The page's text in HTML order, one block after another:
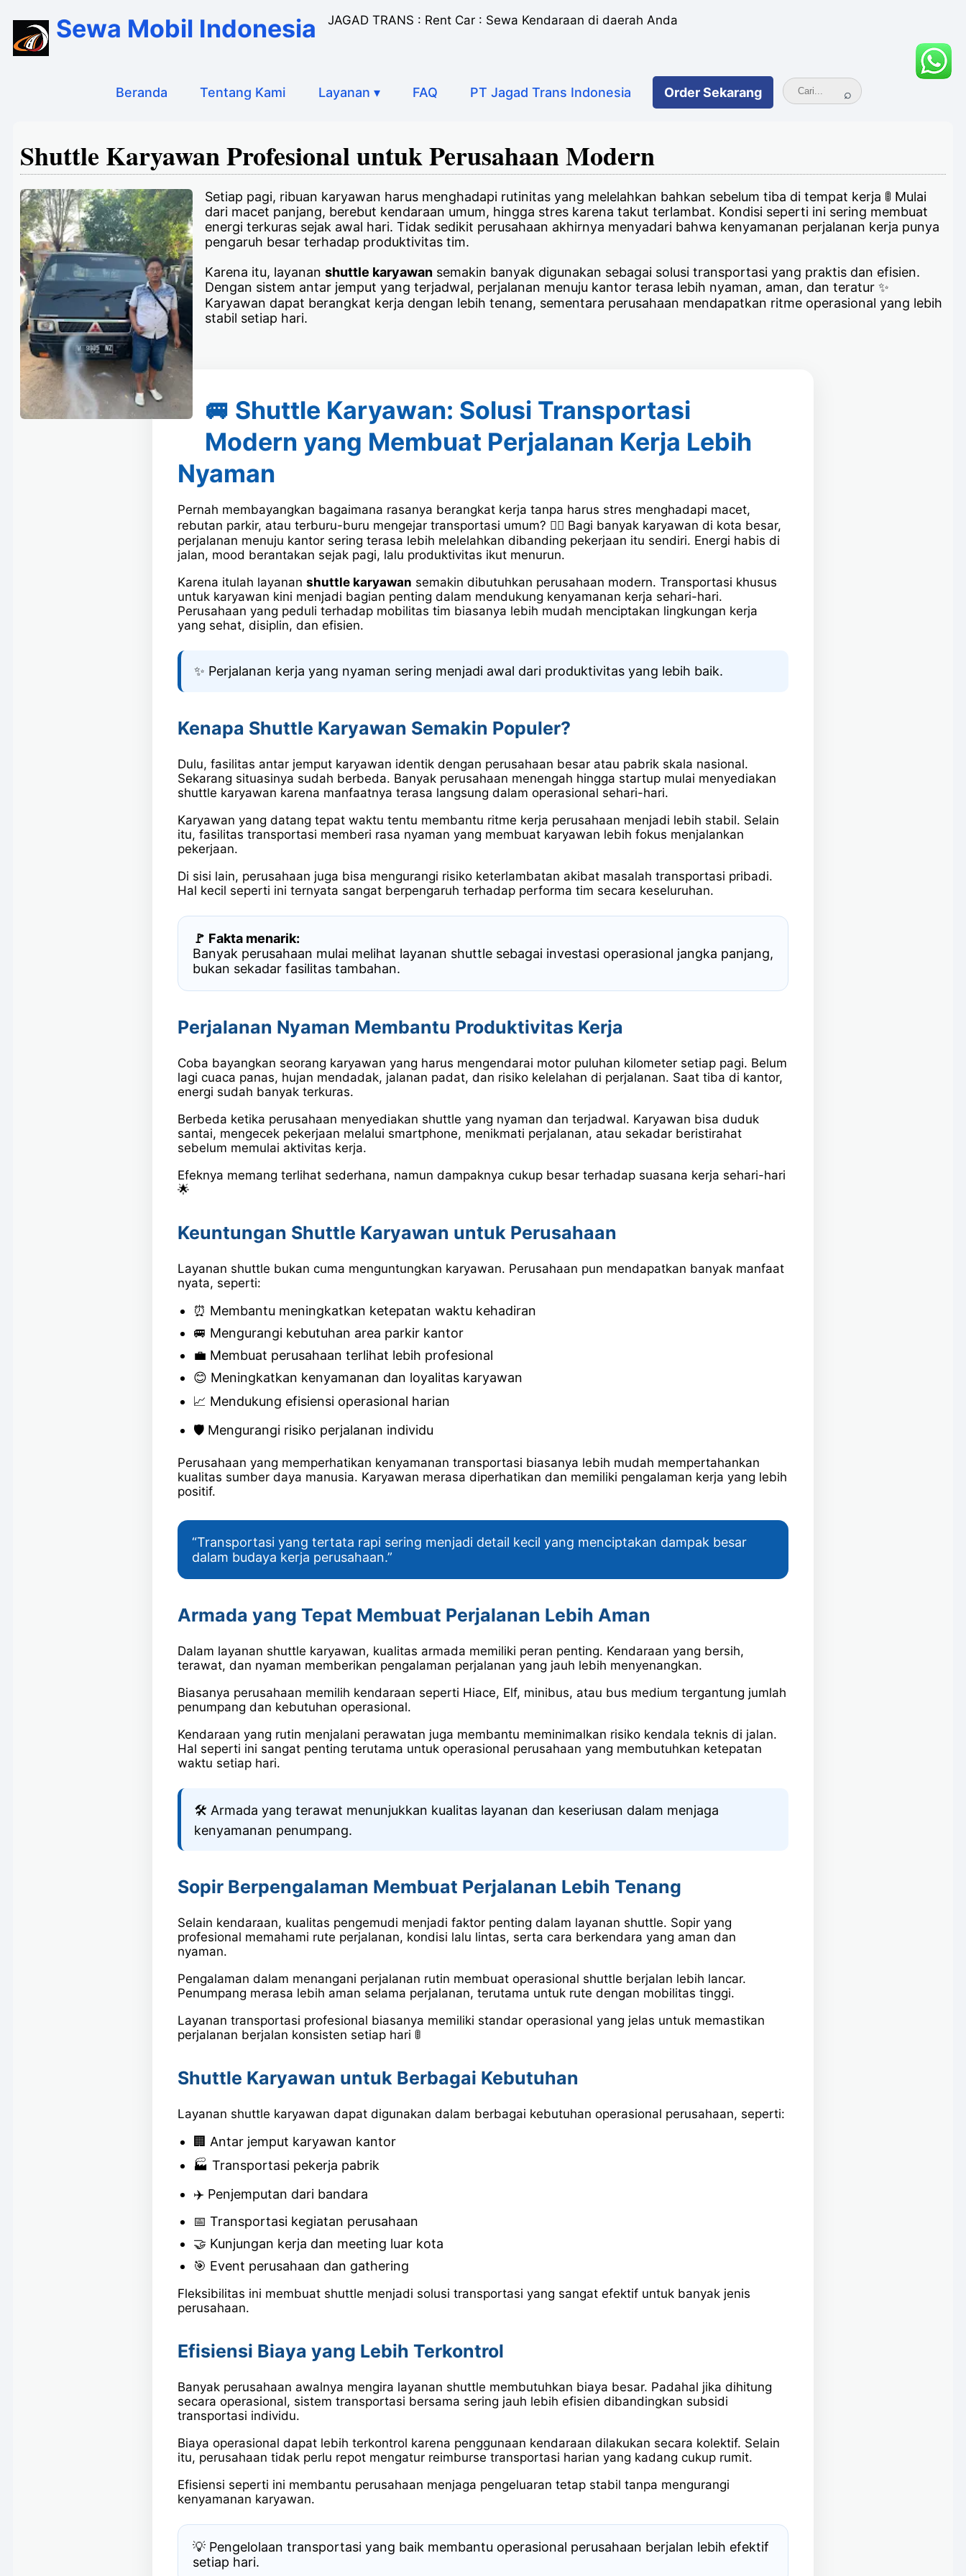
Sewa Mobil Indonesia JAGAD TRANS : Rent Car : Sewa Kendaraan di daerah Anda
Beranda Tentang Kami Layanan ▾ FAQ PT Jagad Trans Indonesia OrderSekarang
Shuttle Karyawan Profesional untuk Perusahaan Modern
Setiap pagi, ribuan karyawan harus menghadapi rutinitas yang melelahkan bahkan sebelum tiba di tempat kerja 🚦 Mulai
dari macet panjang, berebut kendaraan umum, hingga stres karena takut terlambat. Kondisi seperti ini sering membuat
energi terkuras sejak awal hari. Tidak sedikit perusahaan akhirnya menyadari bahwa kenyamanan perjalanan kerja punya
pengaruh besar terhadap produktivitas tim.
Karena itu, layanan shuttle karyawan semakin banyak digunakan sebagai solusi transportasi yang praktis dan efisien.
Dengan sistem antar jemput yang terjadwal, perjalanan menuju kantor terasa lebih nyaman, aman, dan teratur ✨
Karyawan dapat berangkat kerja dengan lebih tenang, sementara perusahaan mendapatkan ritme operasional yang lebih
stabil setiap hari.
🚐 Shuttle Karyawan: Solusi Transportasi
Modern yang Membuat Perjalanan Kerja Lebih
Nyaman
Pernah membayangkan bagaimana rasanya berangkat kerja tanpa harus stres menghadapi macet,
rebutan parkir, atau terburu-buru mengejar transportasi umum? 😵‍💫 Bagi banyak karyawan di kota besar,
perjalanan menuju kantor sering terasa lebih melelahkan dibanding pekerjaan itu sendiri. Energi habis di
jalan, mood berantakan sejak pagi, lalu produktivitas ikut menurun.
Karena itulah layanan shuttle karyawan semakin dibutuhkan perusahaan modern. Transportasi khusus
untuk karyawan kini menjadi bagian penting dalam mendukung kenyamanan kerja sehari-hari.
Perusahaan yang peduli terhadap mobilitas tim biasanya lebih mudah menciptakan lingkungan kerja
yang sehat, disiplin, dan efisien.
✨ Perjalanan kerja yang nyaman sering menjadi awal dari produktivitas yang lebih baik.
Kenapa Shuttle Karyawan Semakin Populer?
Dulu, fasilitas antar jemput karyawan identik dengan perusahaan besar atau pabrik skala nasional.
Sekarang situasinya sudah berbeda. Banyak perusahaan menengah hingga startup mulai menyediakan
shuttle karyawan karena manfaatnya terasa langsung dalam operasional sehari-hari.
Karyawan yang datang tepat waktu tentu membantu ritme kerja perusahaan menjadi lebih stabil. Selain
itu, fasilitas transportasi memberi rasa nyaman yang membuat karyawan lebih fokus menjalankan
pekerjaan.
Di sisi lain, perusahaan juga bisa mengurangi risiko keterlambatan akibat masalah transportasi pribadi.
Hal kecil seperti ini ternyata sangat berpengaruh terhadap performa tim secara keseluruhan.
🚩 Fakta menarik:
Banyak perusahaan mulai melihat layanan shuttle sebagai investasi operasional jangka panjang,
bukan sekadar fasilitas tambahan.
Perjalanan Nyaman Membantu Produktivitas Kerja
Coba bayangkan seorang karyawan yang harus mengendarai motor puluhan kilometer setiap pagi. Belum
lagi cuaca panas, hujan mendadak, jalanan padat, dan risiko kelelahan di perjalanan. Saat tiba di kantor,
energi sudah banyak terkuras.
Berbeda ketika perusahaan menyediakan shuttle yang nyaman dan terjadwal. Karyawan bisa duduk
santai, mengecek pekerjaan melalui smartphone, menikmati perjalanan, atau sekadar beristirahat
sebelum memulai aktivitas kerja.
Efeknya memang terlihat sederhana, namun dampaknya cukup besar terhadap suasana kerja sehari-hari
🌟
Keuntungan Shuttle Karyawan untuk Perusahaan
Layanan shuttle bukan cuma menguntungkan karyawan. Perusahaan pun mendapatkan banyak manfaat
nyata, seperti:
⏰ Membantu meningkatkan ketepatan waktu kehadiran
🚐 Mengurangi kebutuhan area parkir kantor
💼 Membuat perusahaan terlihat lebih profesional
😊 Meningkatkan kenyamanan dan loyalitas karyawan
📈 Mendukung efisiensi operasional harian
🛡️ Mengurangi risiko perjalanan individu
Perusahaan yang memperhatikan kenyamanan transportasi biasanya lebih mudah mempertahankan
kualitas sumber daya manusia. Karyawan merasa diperhatikan dan memiliki pengalaman kerja yang lebih
positif.
“Transportasi yang tertata rapi sering menjadi detail kecil yang menciptakan dampak besar
dalam budaya kerja perusahaan.”
Armada yang Tepat Membuat Perjalanan Lebih Aman
Dalam layanan shuttle karyawan, kualitas armada memiliki peran penting. Kendaraan yang bersih,
terawat, dan nyaman memberikan pengalaman perjalanan yang jauh lebih menyenangkan.
Biasanya perusahaan memilih kendaraan seperti Hiace, Elf, minibus, atau bus medium tergantung jumlah
penumpang dan kebutuhan operasional.
Kendaraan yang rutin menjalani perawatan juga membantu meminimalkan risiko kendala teknis di jalan.
Hal seperti ini sangat penting terutama untuk operasional perusahaan yang membutuhkan ketepatan
waktu setiap hari.
🛠️ Armada yang terawat menunjukkan kualitas layanan dan keseriusan dalam menjaga
kenyamanan penumpang.
Sopir Berpengalaman Membuat Perjalanan Lebih Tenang
Selain kendaraan, kualitas pengemudi menjadi faktor penting dalam layanan shuttle. Sopir yang
profesional memahami rute perjalanan, kondisi lalu lintas, serta cara berkendara yang aman dan
nyaman.
Pengalaman dalam menangani perjalanan rutin membuat operasional shuttle berjalan lebih lancar.
Penumpang merasa lebih aman selama perjalanan, terutama untuk rute dengan mobilitas tinggi.
Layanan transportasi profesional biasanya memiliki standar operasional yang jelas untuk memastikan
perjalanan berjalan konsisten setiap hari 🚦
Shuttle Karyawan untuk Berbagai Kebutuhan
Layanan shuttle karyawan dapat digunakan dalam berbagai kebutuhan operasional perusahaan, seperti:
🏢 Antar jemput karyawan kantor
🏭 Transportasi pekerja pabrik
✈️ Penjemputan dari bandara
📅 Transportasi kegiatan perusahaan
🤝 Kunjungan kerja dan meeting luar kota
🎯 Event perusahaan dan gathering
Fleksibilitas ini membuat shuttle menjadi solusi transportasi yang sangat efektif untuk banyak jenis
perusahaan.
Efisiensi Biaya yang Lebih Terkontrol
Banyak perusahaan awalnya mengira layanan shuttle membutuhkan biaya besar. Padahal jika dihitung
secara operasional, sistem transportasi bersama sering jauh lebih efisien dibandingkan subsidi
transportasi individu.
Biaya operasional dapat lebih terkontrol karena penggunaan kendaraan dilakukan secara kolektif. Selain
itu, perusahaan tidak perlu repot mengatur reimburse transportasi harian yang kadang cukup rumit.
Efisiensi seperti ini membantu perusahaan menjaga pengeluaran tetap stabil tanpa mengurangi
kenyamanan karyawan.
💡 Pengelolaan transportasi yang baik membantu operasional perusahaan berjalan lebih efektif
setiap hari.